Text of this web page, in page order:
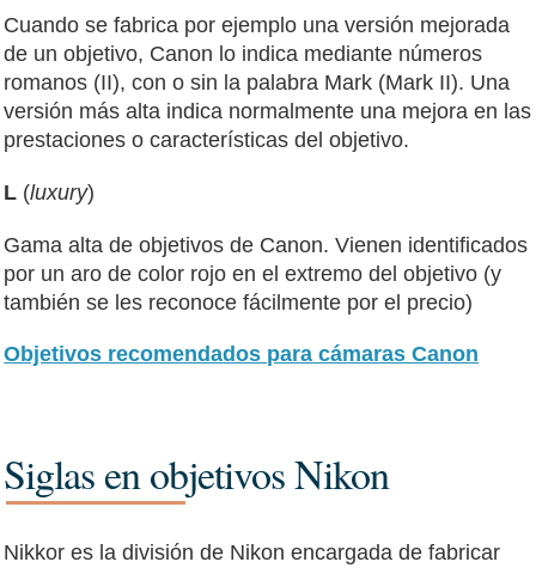
Cuando se fabrica por ejemplo una versión mejorada
de un objetivo, Canon lo indica mediante números
romanos (II), con o sin la palabra Mark (Mark II). Una
versión más alta indica normalmente una mejora en las
prestaciones o características del objetivo.
L (luxury)
Gama alta de objetivos de Canon. Vienen identificados
por un aro de color rojo en el extremo del objetivo (y
también se les reconoce fácilmente por el precio)
Objetivos recomendados para cámaras Canon
Siglas en objetivos Nikon
Nikkor es la división de Nikon encargada de fabricar